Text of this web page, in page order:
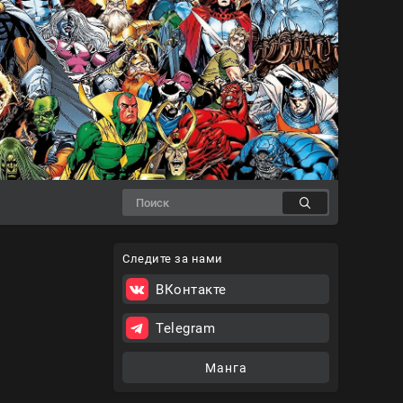
Следите за нами
ВКонтакте
Telegram
Манга